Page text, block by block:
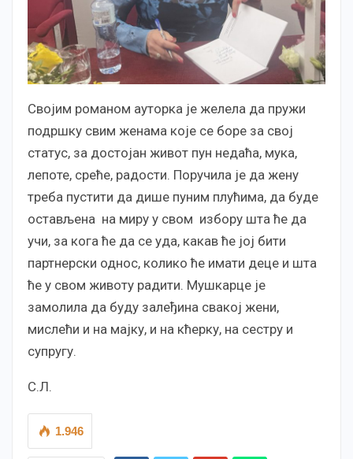
Својим романом ауторка је желела да пружи
подршку свим женама које се боре за свој
статус, за достојан живот пун недаћа, мука,
лепоте, среће, радости. Поручила је да жену
треба пустити да дише пуним плућима, да буде
остављена на миру у свом избору шта ће да
учи, за кога ће да се уда, какав ће јој бити
партнерски однос, колико ће имати деце и шта
ће у свом животу радити. Мушкарце је
замолила да буду залеђина свакој жени,
мислећи и на мајку, и на кћерку, на сестру и
супругу.
С.Л.
1.946